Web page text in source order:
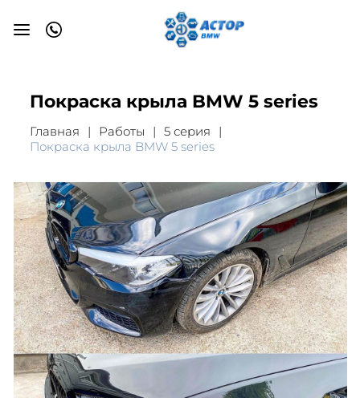
Покраска крыла BMW 5 series
Главная Работы
5 серия
Покраска крыла BMW 5 series